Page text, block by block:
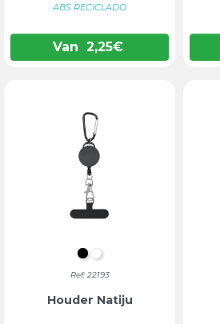
ABS RECICLADO
Van 2,25€
ZWART
WIT
Ref: 22193
Houder Natiju